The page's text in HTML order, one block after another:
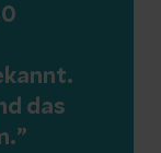
das